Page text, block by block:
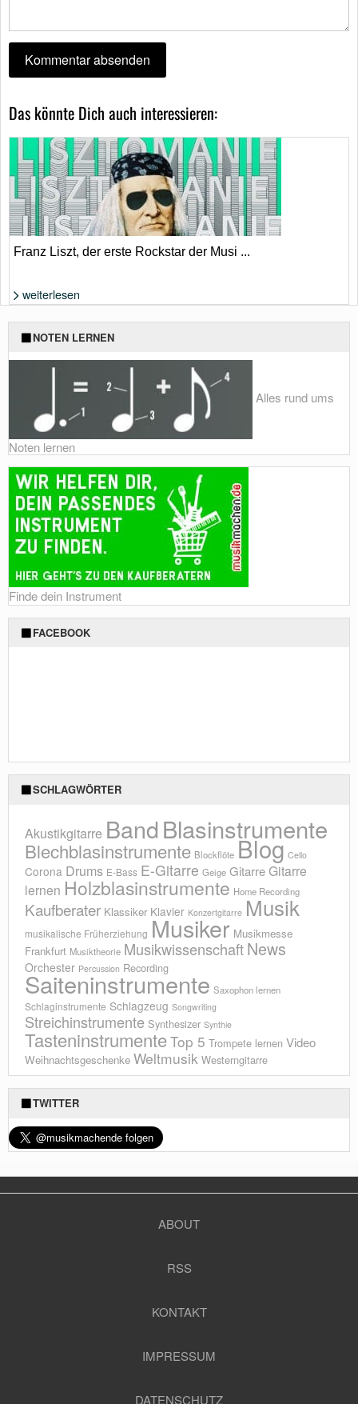
Das könnte Dich auch interessieren:
Franz Liszt, der erste Rockstar der Musi ...
weiterlesen
NOTEN LERNEN
Alles rund ums
Noten lernen
Finde dein Instrument
FACEBOOK
SCHLAGWÖRTER
Akustikgitarre BandBlasinstrumente
Blechblasinstrumente Blockflöte Blog Cello
Corona Drums E-Bass E-Gitarre Geige GitarreGitarre
lernen Holzblasinstrumente Home Recording
Kaufberater Klassiker Klavier Konzertgitarre Musik
musikalische Früherziehung Musiker Musikmesse
Frankfurt Musiktheorie MusikwissenschaftNews
Orchester Percussion Recording
Saiteninstrumente Saxophon lernen
Schlaginstrumente Schlagzeug Songwriting
Streichinstrumente Synthesizer Synthie
TasteninstrumenteTop 5 Trompete lernen Video
Weihnachtsgeschenke Weltmusik Westerngitarre
TWITTER
ABOUT
RSS
KONTAKT
IMPRESSUM
DATENSCHUTZ